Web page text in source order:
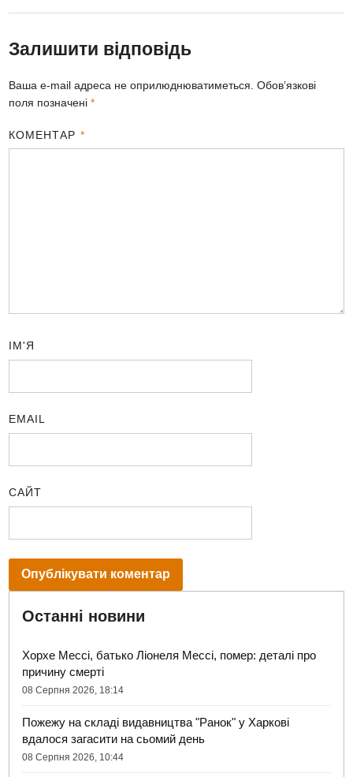
Залишити відповідь
Ваша e-mail адреса не оприлюднюватиметься. Обов’язкові
поля позначені*
КОМЕНТАР *
ІМ'Я
EMAIL
САЙТ
Останні новини
Хорхе Мессі, батько Ліонеля Мессі, помер: деталі про
причину смерті
08 Серпня 2026, 18:14
Пожежу на складі видавництва "Ранок" у Харкові
вдалося загасити на сьомий день
08 Серпня 2026, 10:44